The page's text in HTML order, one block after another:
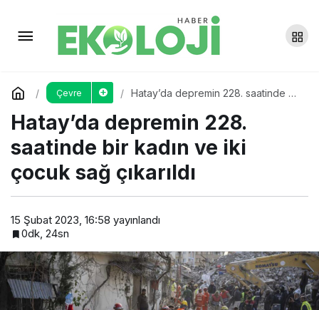
Çevre
Hatay’da depremin 228. saatinde bir
Hatay’da depremin 228.
saatinde bir kadın ve iki
çocuk sağ çıkarıldı
15 Şubat 2023, 16:58 yayınlandı
0dk, 24sn
Maraş’ta ölen üç bin kişi yan
yana defnedildi
Yorum Yap Paylaş